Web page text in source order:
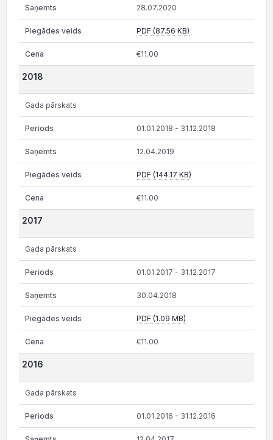
28.07.2020
PDF (87.56 KB)
€11.00
2018
Gada pārskats
01.01.2018 - 31.12.2018
12.04.2019
PDF (144.17 KB)
€11.00
2017
Gada pārskats
01.01.2017 - 31.12.2017
30.04.2018
PDF (1.09 MB)
€11.00
2016
Gada pārskats
01.01.2016 - 31.12.2016